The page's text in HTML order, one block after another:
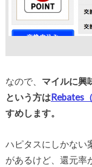
なので、 マイルに興
という方はRebates
すめします。
ハピタスにしかない
があるけど、還元率